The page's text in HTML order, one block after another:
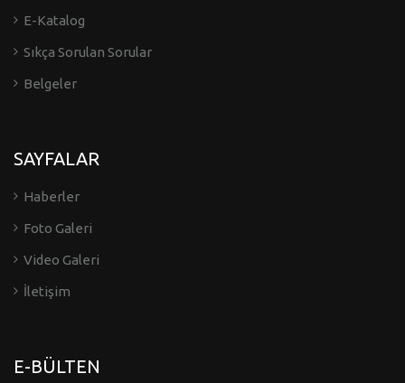
E-Katalog
Sıkça Sorulan Sorular
Belgeler
SAYFALAR
Haberler
Foto Galeri
Video Galeri
İletişim
E-BÜLTEN